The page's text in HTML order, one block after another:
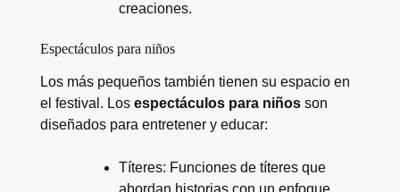
creaciones.
Espectáculos para niños
Los más pequeños también tienen su espacio en
el festival. Los espectáculos para niñosson
diseñados para entretener y educar:
Títeres: Funciones de títeres que